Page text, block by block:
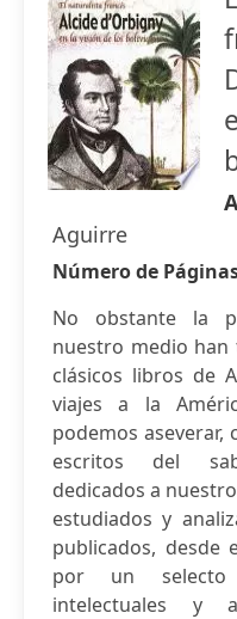
Aguirre
Número de
No obstante la
nuestro medio
clásicos libros de
viajes a la
podemos aseverar,
escritos del
dedicados a
estudiados y
publicados, desde
por un selecto
intelectuales y